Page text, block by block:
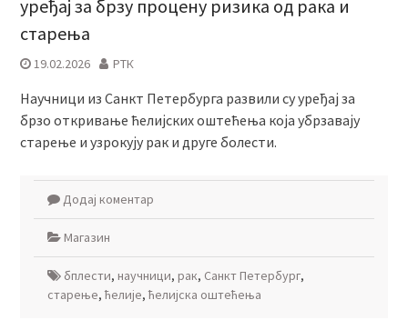
уређај за брзу процену ризика од рака и
старења
19.02.2026 РТК
Научници из Санкт Петербурга развили су уређај за
брзо откривање ћелијских оштећења која убрзавају
старење и узрокују рак и друге болести.
Додај коментар
Магазин
бплести, научници, рак, Санкт Петербург,
старење,ћелије,ћелијска оштећења